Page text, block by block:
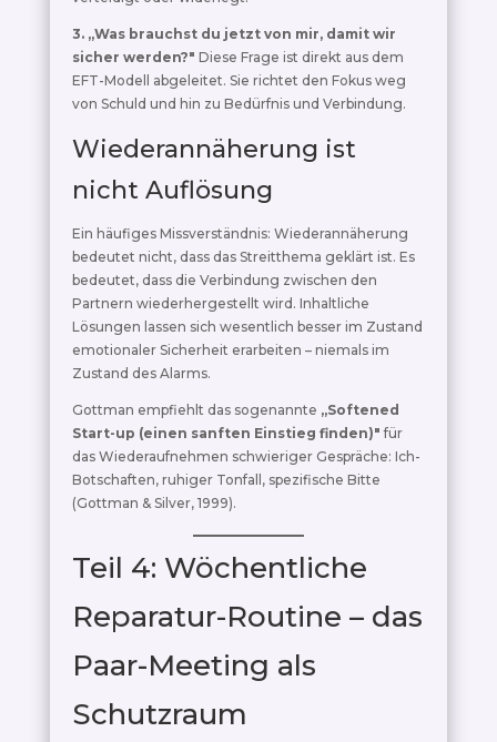
3. „Was brauchst du jetzt von mir, damit wir
sicher werden?" Diese Frage ist direkt aus dem
EFT-Modell abgeleitet. Sie richtet den Fokus weg
von Schuld und hin zu Bedürfnis und Verbindung.
Wiederannäherung ist
nicht Auflösung
Ein häufiges Missverständnis: Wiederannäherung
bedeutet nicht, dass das Streitthema geklärt ist. Es
bedeutet, dass die Verbindung zwischen den
Partnern wiederhergestellt wird. Inhaltliche
Lösungen lassen sich wesentlich besser im Zustand
emotionaler Sicherheit erarbeiten – niemals im
Zustand des Alarms.
Gottman empfiehlt das sogenannte „Softened
Start-up (einen sanften Einstieg finden)" für
das Wiederaufnehmen schwieriger Gespräche: Ich-
Botschaften, ruhiger Tonfall, spezifische Bitte
(Gottman & Silver, 1999).
Teil 4: Wöchentliche
Reparatur-Routine – das
Paar-Meeting als
Schutzraum